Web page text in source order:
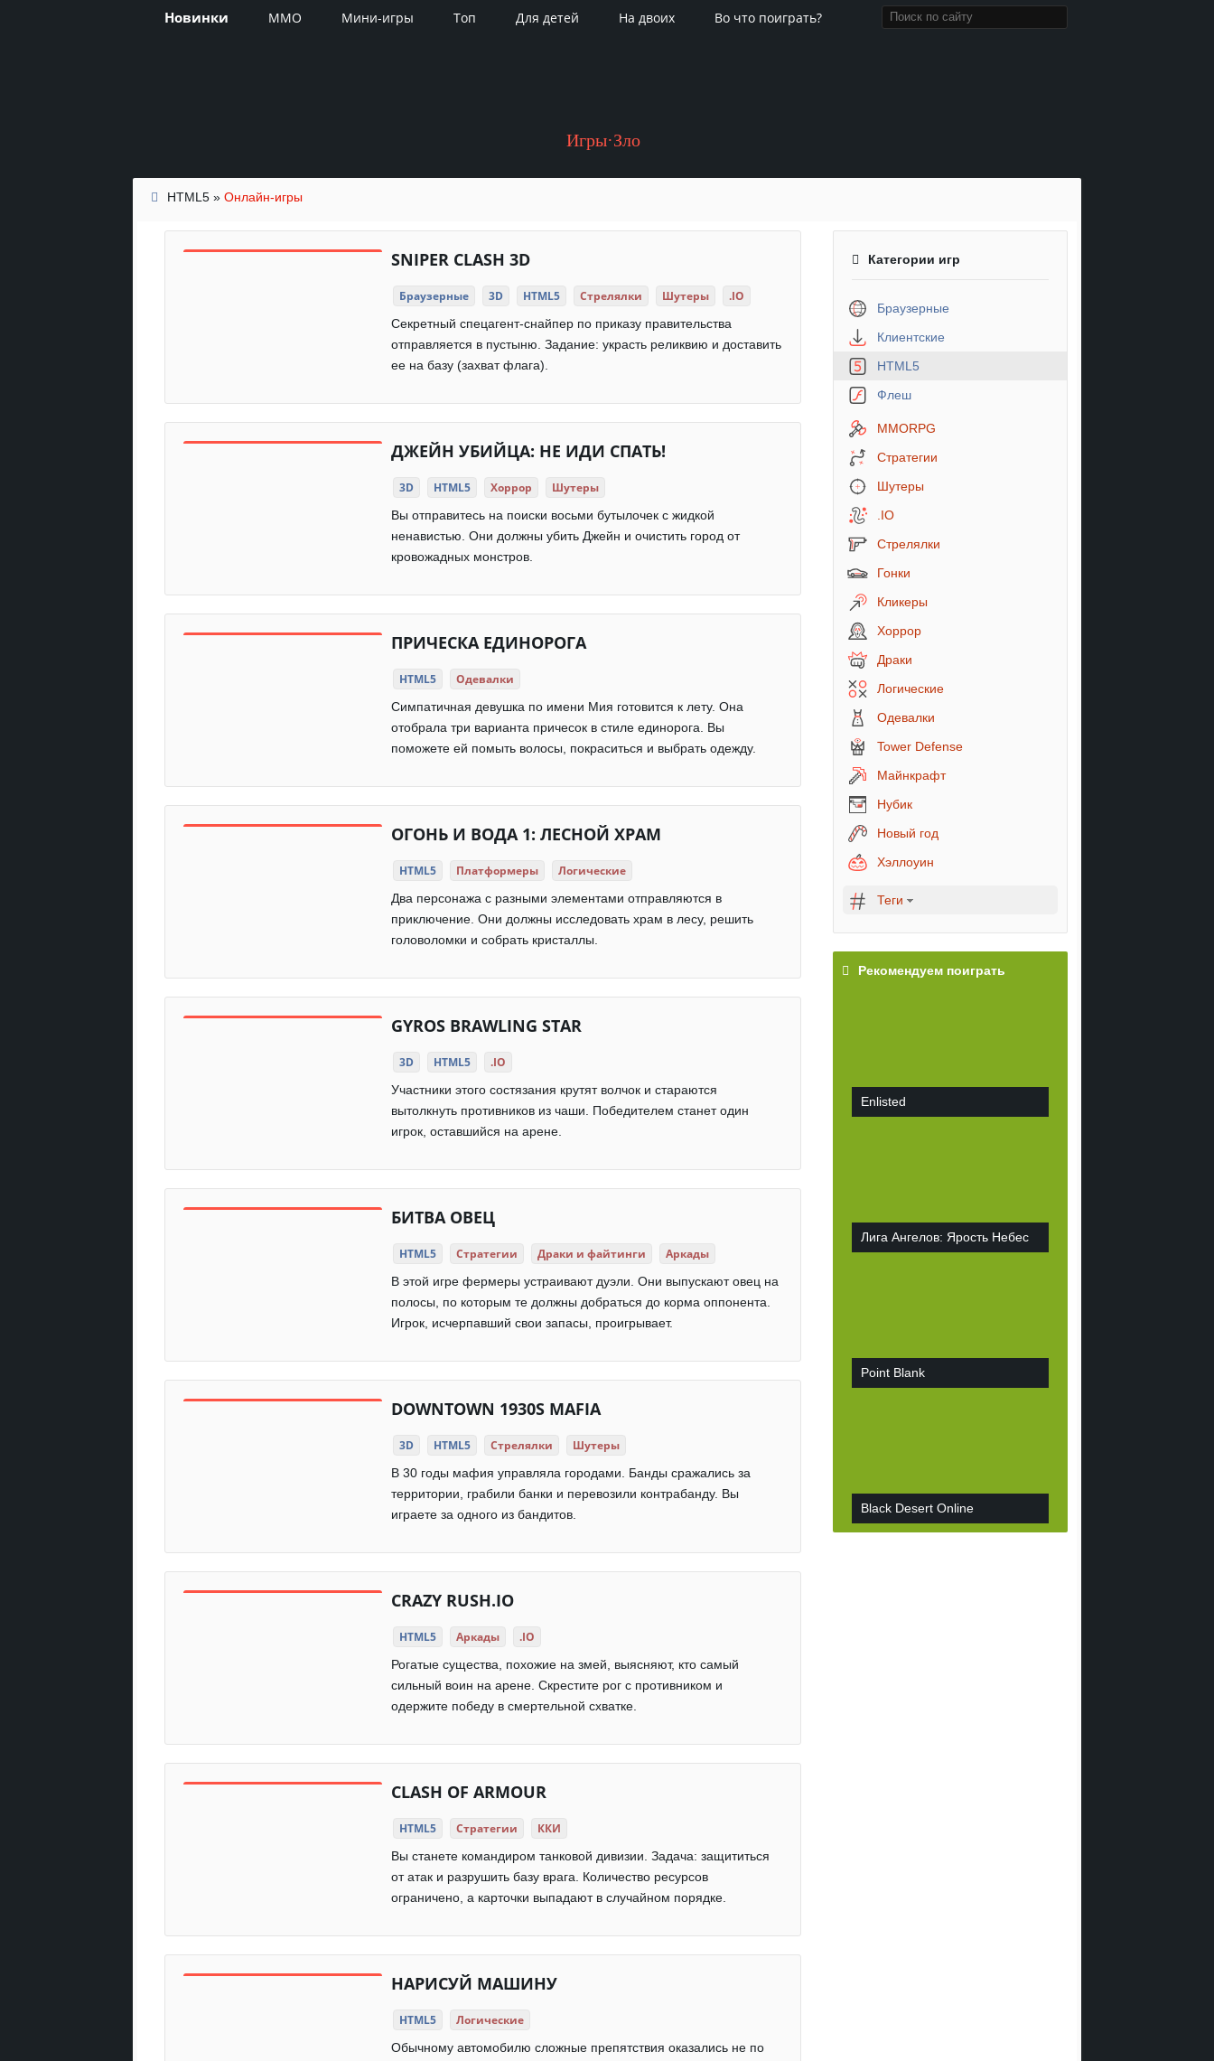
Новинки MMO Мини-игры Топ Для детей На двоих Во что поиграть?
Игры·Зло
HTML5 » Онлайн-игры
SNIPER CLASH 3D
Браузерные 3D HTML5 Стрелялки Шутеры .IO
Секретный спецагент-снайпер по приказу правительства
отправляется в пустыню. Задание: украсть реликвию и доставить
ее на базу (захват флага).
ДЖЕЙН УБИЙЦА: НЕ ИДИ СПАТЬ!
3D HTML5 Хоррор Шутеры
Вы отправитесь на поиски восьми бутылочек с жидкой
ненавистью. Они должны убить Джейн и очистить город от
кровожадных монстров.
ПРИЧЕСКА ЕДИНОРОГА
HTML5 Одевалки
Симпатичная девушка по имени Мия готовится к лету. Она
отобрала три варианта причесок в стиле единорога. Вы
поможете ей помыть волосы, покраситься и выбрать одежду.
ОГОНЬ И ВОДА 1: ЛЕСНОЙ ХРАМ
HTML5 Платформеры Логические
Два персонажа с разными элементами отправляются в
приключение. Они должны исследовать храм в лесу, решить
головоломки и собрать кристаллы.
GYROS BRAWLING STAR
3D HTML5 .IO
Участники этого состязания крутят волчок и стараются
вытолкнуть противников из чаши. Победителем станет один
игрок, оставшийся на арене.
БИТВА ОВЕЦ
HTML5 Стратегии Драки и файтинги Аркады
В этой игре фермеры устраивают дуэли. Они выпускают овец на
полосы, по которым те должны добраться до корма оппонента.
Игрок, исчерпавший свои запасы, проигрывает.
DOWNTOWN 1930S MAFIA
3D HTML5 Стрелялки Шутеры
В 30 годы мафия управляла городами. Банды сражались за
территории, грабили банки и перевозили контрабанду. Вы
играете за одного из бандитов.
CRAZY RUSH.IO
HTML5 Аркады .IO
Рогатые существа, похожие на змей, выясняют, кто самый
сильный воин на арене. Скрестите рог с противником и
одержите победу в смертельной схватке.
CLASH OF ARMOUR
HTML5 Стратегии ККИ
Вы станете командиром танковой дивизии. Задача: защититься
от атак и разрушить базу врага. Количество ресурсов
ограничено, а карточки выпадают в случайном порядке.
НАРИСУЙ МАШИНУ
HTML5 Логические
Обычному автомобилю сложные препятствия оказались не по
Категории игр
Браузерные
Клиентские
HTML5
Флеш
MMORPG
Стратегии
Шутеры
.IO
Стрелялки
Гонки
Кликеры
Хоррор
Драки
Логические
Одевалки
Tower Defense
Майнкрафт
Нубик
Новый год
Хэллоуин
Теги
Рекомендуем поиграть
Enlisted
Лига Ангелов: Ярость Небес
Point Blank
Black Desert Online